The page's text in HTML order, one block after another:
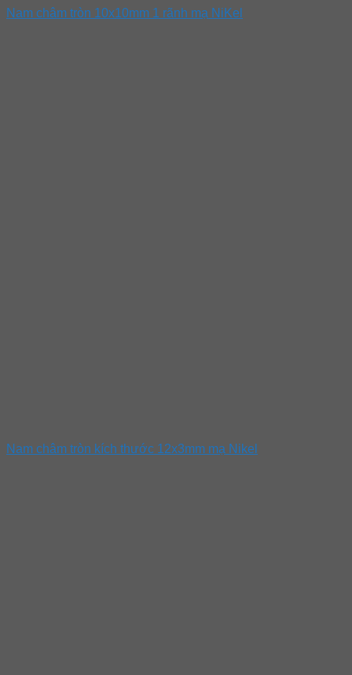
Nam châm tròn 10x10mm 1 rãnh mạ NiKel
Nam châm tròn kích thước 12x3mm mạ Nikel